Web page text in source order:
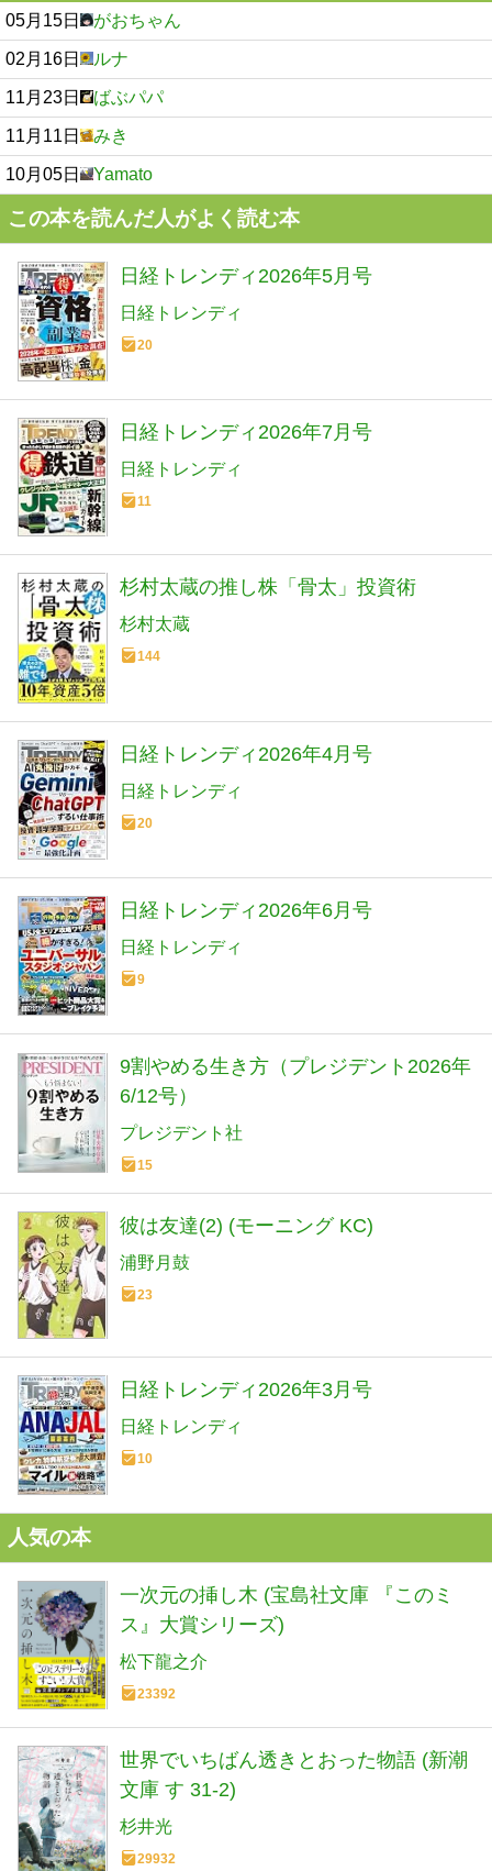
05月15日 がおちゃん
02月16日 ルナ
11月23日 ばぶパパ
11月11日 みき
10月05日 Yamato
この本を読んだ人がよく読む本
日経トレンディ2026年5月号
日経トレンディ
20
日経トレンディ2026年7月号
日経トレンディ
11
杉村太蔵の推し株「骨太」投資術
杉村太蔵
144
日経トレンディ2026年4月号
日経トレンディ
20
日経トレンディ2026年6月号
日経トレンディ
9
9割やめる生き方（プレジデント2026年
6/12号）
プレジデント社
15
彼は友達(2) (モーニング KC)
浦野月鼓
23
日経トレンディ2026年3月号
日経トレンディ
10
人気の本
一次元の挿し木 (宝島社文庫 『このミ
ス』大賞シリーズ)
松下龍之介
23392
世界でいちばん透きとおった物語 (新潮
文庫 す 31-2)
杉井光
29932